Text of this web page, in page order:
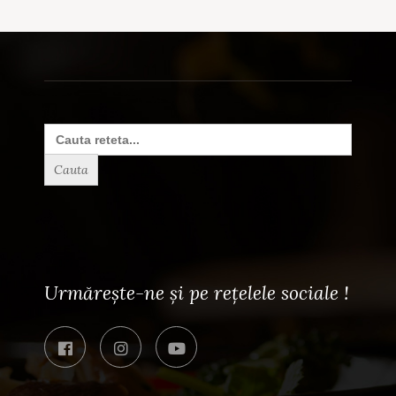
Search
for:
Urmărește-ne și pe rețelele sociale !